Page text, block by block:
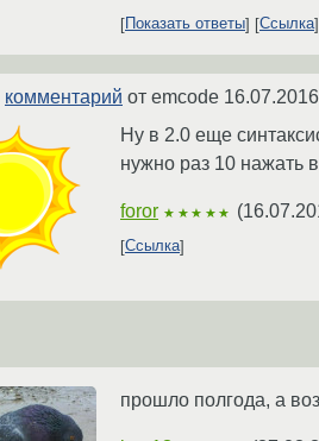
Показать ответы Ссылка
комментарий от emcode
Ну в 2.0 еще
нужно раз 10 нажать
foror ★★★★★ (
Ссылка
прошло полгода, а